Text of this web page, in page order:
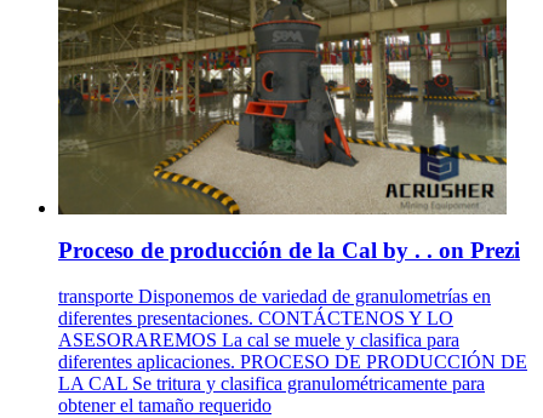
Proceso de producción de la Cal by . . on Prezi
transporte Disponemos de variedad de granulometrías en
diferentes presentaciones. CONTÁCTENOS Y LO
ASESORAREMOS La cal se muele y clasifica para
diferentes aplicaciones. PROCESO DE PRODUCCIÓN DE
LA CAL Se tritura y clasifica granulométricamente para
obtener el tamaño requerido